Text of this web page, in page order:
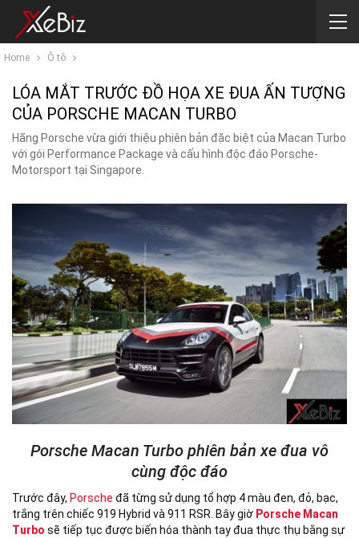
Home Ô tô
LÓA MẮT TRƯỚC ĐỒ HỌA XE ĐUA ẤN TƯỢNG
CỦA PORSCHE MACAN TURBO
Hãng Porsche vừa giới thiệu phiên bản đặc biệt của Macan Turbo
với gói Performance Package và cấu hình độc ​​đáo Porsche-
Motorsport tại Singapore.
Porsche Macan Turbo phiên bản xe đua vô
cùng độc đáo
Trước đây, Porsche đã từng sử dụng tổ hợp 4 màu đen, đỏ, bạc,
trắng trên chiếc 919 Hybrid và 911 RSR. Bây giờ Porsche Macan
Turbo sẽ tiếp tục được biến hóa thành tay đua thực thụ bằng sự